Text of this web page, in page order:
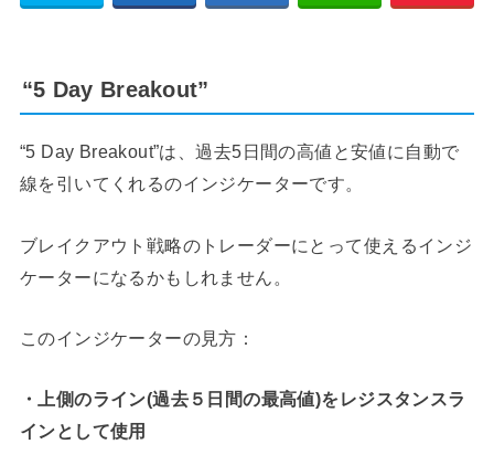
“5 Day Breakout”
“5 Day Breakout”は、過去5日間の高値と安値に自動で
線を引いてくれるのインジケーターです。
ブレイクアウト戦略のトレーダーにとって使えるインジ
ケーターになるかもしれません。
このインジケーターの見方：
・上側のライン(過去５日間の最高値)をレジスタンスラ
インとして使用